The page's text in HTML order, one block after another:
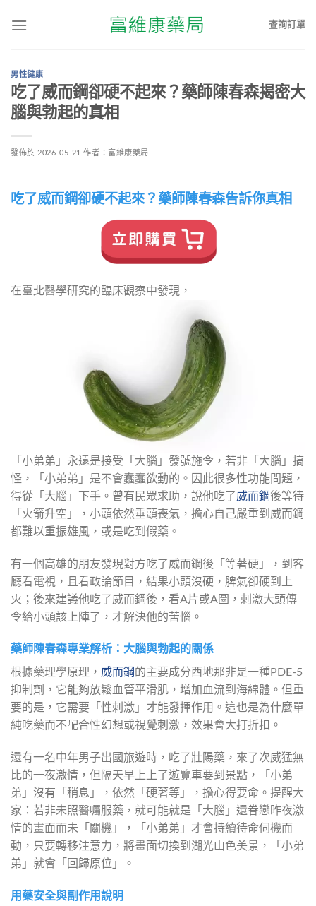
查詢訂單
男性健康
吃了威而鋼卻硬不起來？藥師陳春森揭密大
腦與勃起的真相
發佈於 2026-05-21 作者： 富維康藥局
吃了威而鋼卻硬不起來？藥師陳春森告訴你真相
在臺北醫學研究的臨床觀察中發現，
「小弟弟」永遠是接受「大腦」發號施令，若非「大腦」搞
怪，「小弟弟」是不會蠢蠢欲動的。因此很多性功能問題，
得從「大腦」下手。曾有民眾求助，說他吃了 威而鋼後等待
「火箭升空」，小頭依然垂頭喪氣，擔心自己嚴重到威而鋼
都難以重振雄風，或是吃到假藥。
有一個高雄的朋友發現對方吃了威而鋼後「等著硬」，到客
廳看電視，且看政論節目，結果小頭沒硬，脾氣卻硬到上
火；後來建議他吃了威而鋼後，看A片或A圖，刺激大頭傳
令給小頭該上陣了，才解決他的苦惱。
藥師陳春森專業解析：大腦與勃起的關係
根據藥理學原理， 威而鋼 的主要成分西地那非是一種PDE-5
抑制劑，它能夠放鬆血管平滑肌，增加血流到海綿體。但重
要的是，它需要「性刺激」才能發揮作用。這也是為什麼單
純吃藥而不配合性幻想或視覺刺激，效果會大打折扣。
還有一名中年男子出國旅遊時，吃了壯陽藥，來了次威猛無
比的一夜激情，但隔天早上上了遊覽車要到景點，「小弟
弟」沒有「稍息」，依然「硬著等」，擔心得要命。提醒大
家：若非未照醫囑服藥，就可能就是「大腦」還眷戀昨夜激
情的畫面而未「關機」，「小弟弟」才會持續待命伺機而
動，只要轉移注意力，將畫面切換到湖光山色美景，「小弟
弟」就會「回歸原位」。
用藥安全與副作用說明